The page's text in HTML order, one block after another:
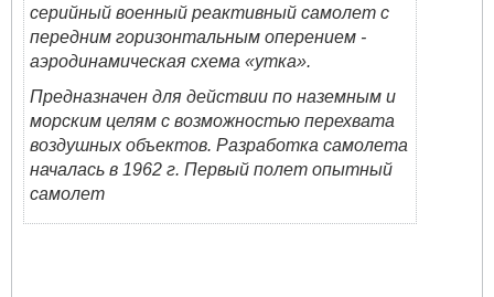
серийный военный реактивный самолет с
передним горизонтальным оперением -
аэродинамическая схема «утка».
Предназначен для действии по наземным и
морским целям с возможностью перехвата
воздушных объектов. Разработка самолета
началась в 1962 г. Первый полет опытный
самолет